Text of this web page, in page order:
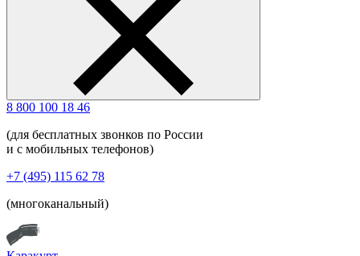
8 800 100 18 46
(для бесплатных звонков по России
и с мобильных телефонов)
+7 (495) 115 62 78
(многоканальный)